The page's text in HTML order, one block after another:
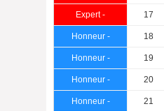
Expert - 17
Honneur - 18
Honneur - 19
Honneur - 20
Honneur - 21